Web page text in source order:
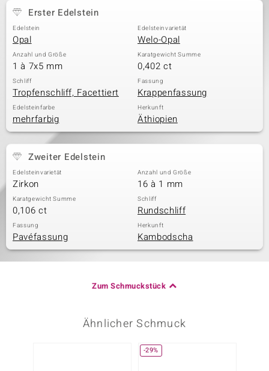
Erster Edelstein
Edelstein
Opal
Edelsteinvarietät
Welo-Opal
Anzahl und Größe
1 à 7x5 mm
Karatgewicht Summe
0,402 ct
Schliff
Tropfenschliff, Facettiert
Fassung
Krappenfassung
Edelsteinfarbe
mehrfarbig
Herkunft
Äthiopien
Zweiter Edelstein
Edelsteinvarietät
Zirkon
Anzahl und Größe
16 à 1 mm
Karatgewicht Summe
0,106 ct
Schliff
Rundschliff
Fassung
Pavéfassung
Herkunft
Kambodscha
Zum Schmuckstück
Ähnlicher Schmuck
-29%